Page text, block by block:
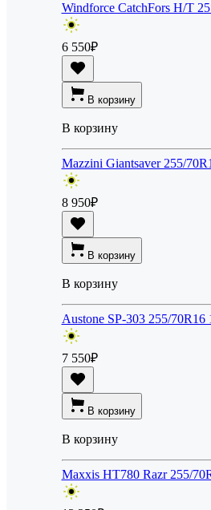
Windforce CatchFors H/T
6 550₽
В корзину
В корзину
Mazzini Giantsaver 255/
8 950₽
В корзину
В корзину
Austone SP-303 255/70R16
7 550₽
В корзину
В корзину
Maxxis HT780 Razr 255/